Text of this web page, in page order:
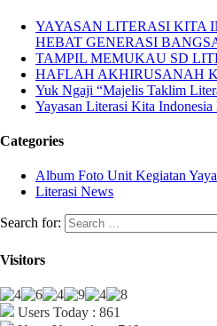
YAYASAN LITERASI KITA
HEBAT GENERASI
TAMPIL MEMUKAU SD
HAFLAH AKHIRUSANAH
Yuk Ngaji “Majelis Taklim
Yayasan Literasi Kita
Categories
Album Foto Unit Kegiatan
Literasi News
Search for:
Visitors
Users Today : 861